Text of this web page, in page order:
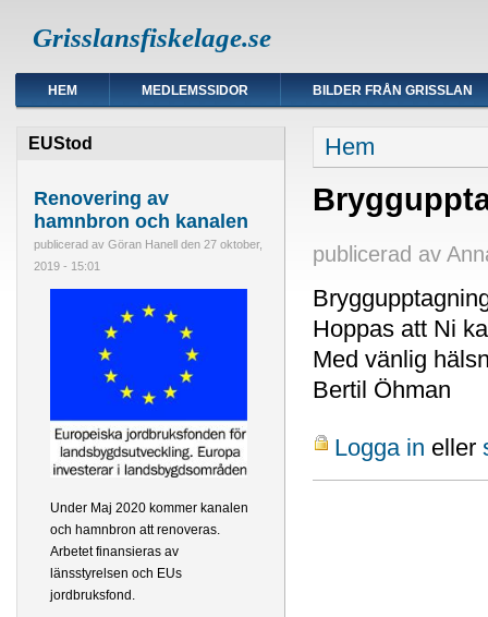
Grisslansfiskelage.se
HEM MEDLEMSSIDOR BILDER FRÅN GRISSLAN
EUStod
Renovering av
hamnbron och kanalen
publicerad av Göran Hanell den 27 oktober,
2019 - 15:01
Under Maj 2020 kommer kanalen
och hamnbron att renoveras.
Arbetet finansieras av
länsstyrelsen och EUs
jordbruksfond.
Du är här
Hem
publicerad av
Hoppas att Ni
Med vänlig
Bertil Öhman
Logga in eller